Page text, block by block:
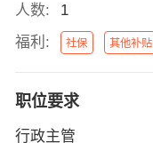
人数:
1
福利:
社保 其他补贴
职位要求
行政主管